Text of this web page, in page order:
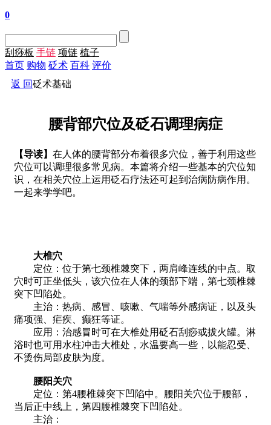
0
刮痧板 手链 项链 梳子
首页 购物 砭术 百科 评价
返 回砭术基础
腰背部穴位及砭石调理病症
【导读】 在人体的腰背部分布着很多穴位，善于利用这些
穴位可以调理很多常见病。本篇将介绍一些基本的穴位知
识，在相关穴位上运用砭石疗法还可起到治病防病作用。
一起来学学吧。
大椎穴
定位：位于第七颈椎棘突下，两肩峰连线的中点。取
穴时可正坐低头，该穴位在人体的颈部下端，第七颈椎棘
突下凹陷处。
主治：热病、感冒、咳嗽、气喘等外感病证，以及头
痛项强、疟疾、癫狂等证。
应用：治感冒时可在大椎处用砭石刮痧或拔火罐。淋
浴时也可用水柱冲击大椎处，水温要高一些，以能忍受、
不烫伤局部皮肤为度。
腰阳关穴
定位：第4腰椎棘突下凹陷中。腰阳关穴位于腰部，
当后正中线上，第四腰椎棘突下凹陷处。
主治：